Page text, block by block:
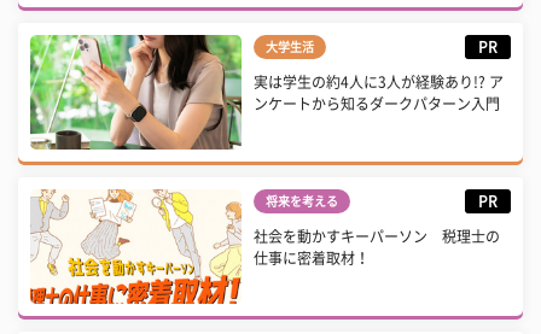
大学生活 PR
実は学生の約4人に3人が経験あり!? ア
ンケートから知るダークパターン入門
将来を考える PR
社会を動かすキーパーソン 税理士の
仕事に密着取材！